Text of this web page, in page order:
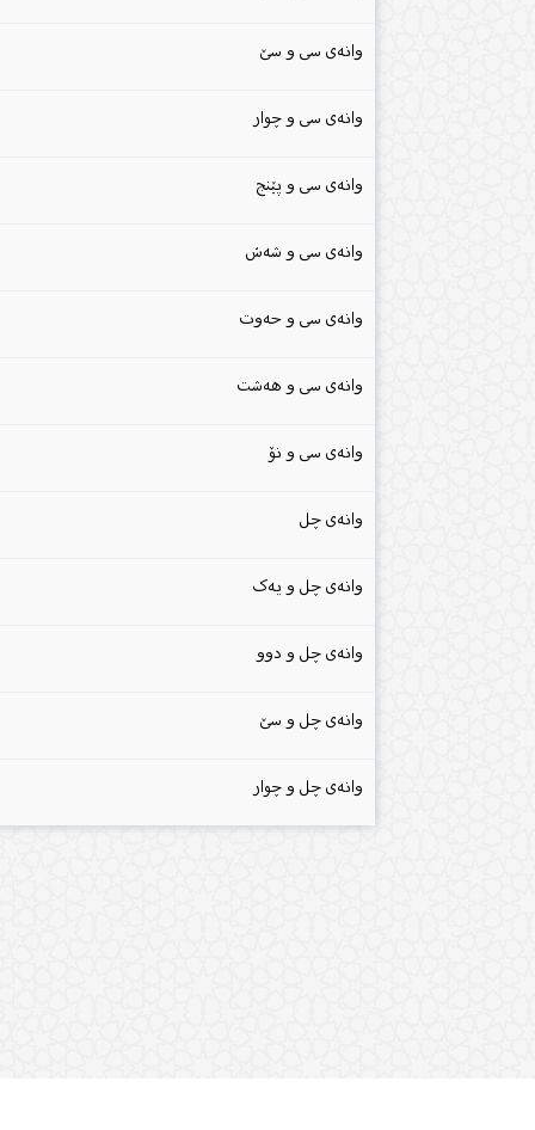
وانەی سی و سێ
وانەی سی و چوار
وانەی سی و پێنج
وانەی سی و شەش
وانەی سی و حەوت
وانەی سی و هەشت
وانەی سی و نۆ
وانەی چل
وانەی چل و یەک
وانەی چل و دوو
وانەی چل و سێ
وانەی چل و چوار